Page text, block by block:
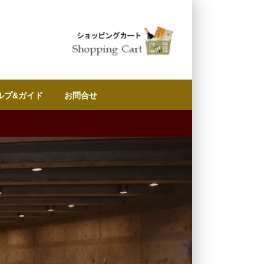
プ&ガイド お問合せ